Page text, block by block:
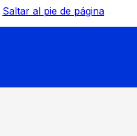
Saltar al pie de página